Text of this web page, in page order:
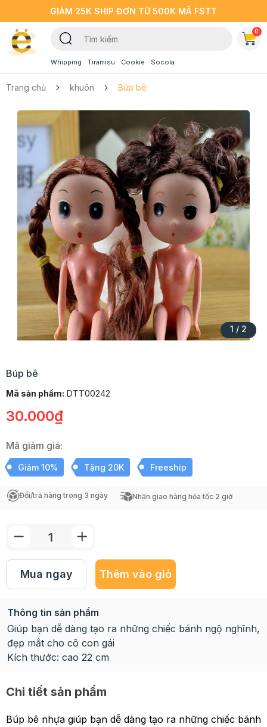
GIẢM 25K SHIP ĐƠN TỪ 500K MÃ FSTT
Whipping Tiramisu Cookie Socola
0
Trang chủ khuôn Búp bê
1 / 2
Búp bê
Mã sản phẩm: DTT00242
30.000₫
Mã giảm giá:
Giảm 10% Tặng 20K Freeship
Đổi/trả hàng trong 3 ngày Nhận giao hàng hỏa tốc 2 giờ
Mua ngay Thêm vào giỏ
Thông tin sản phẩm
Giúp bạn dễ dàng tạo ra những chiếc bánh ngộ nghĩnh,
đẹp mắt cho cô con gái
Kích thước: cao 22 cm
Chi tiết sản phẩm
Búp bê nhựa giúp bạn dễ dàng tạo ra những chiếc bánh